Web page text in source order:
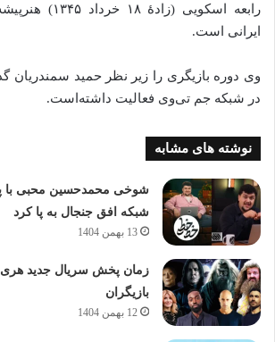
رابعه اسکویی
ایرانی است.
وی دوره بازیگری را زیر نظر حمید سمندریان
در شبکه جم تی‌وی فعالیت داشته‌است.
نوشته های مشابه
شوخی محمدحسین محبی با
شبکه افق جنجال به پا کرد
13 بهمن 1404
زمان پخش سریال جدید هری
بازیگران
12 بهمن 1404